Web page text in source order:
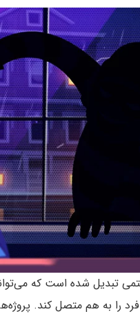
تبدیل شده است که
را به هم متصل کند.